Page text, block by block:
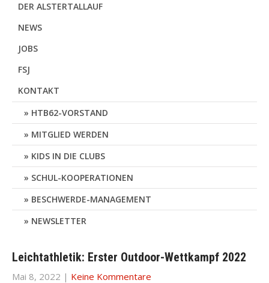
DER ALSTERTALLAUF
NEWS
JOBS
FSJ
KONTAKT
HTB62-VORSTAND
MITGLIED WERDEN
KIDS IN DIE CLUBS
SCHUL-KOOPERATIONEN
BESCHWERDE-MANAGEMENT
NEWSLETTER
Leichtathletik: Erster Outdoor-Wettkampf 2022
Mai 8, 2022 | Keine Kommentare